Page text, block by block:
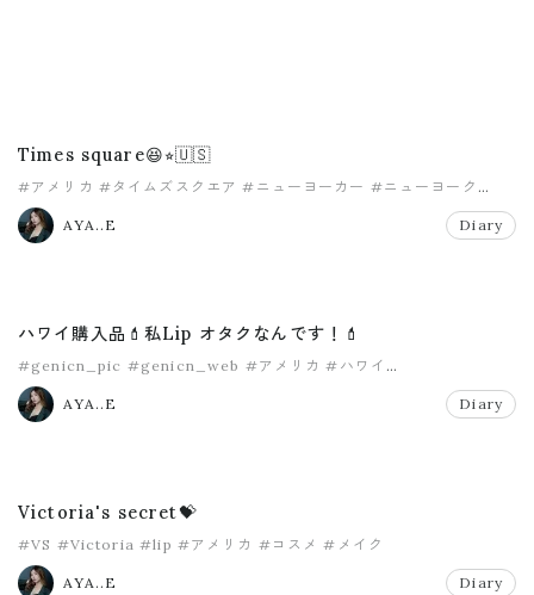
Times square😆⭐︎🇺🇸
#アメリカ #タイムズスクエア #ニューヨーカー #ニューヨーク
#女子旅
AYA..E
Diary
ハワイ購入品💄私Lip オタクなんです！💄
#genicn_pic #genicn_web #アメリカ #ハワイ
#ビクトリアシークレット
AYA..E
Diary
Victoria's secret💝
#VS #Victoria #lip #アメリカ #コスメ #メイク
AYA..E Diary